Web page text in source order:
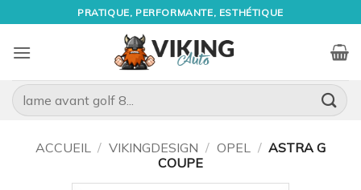
au
contenu
PRATIQUE, PERFORMANTE, ESTHÉTIQUE
Recherche
pour :
ACCUEIL / VIKINGDESIGN / OPEL / ASTRA G
COUPE